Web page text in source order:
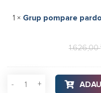
1 × Grup pompare
1.626,00
Cantitate Distribuitor